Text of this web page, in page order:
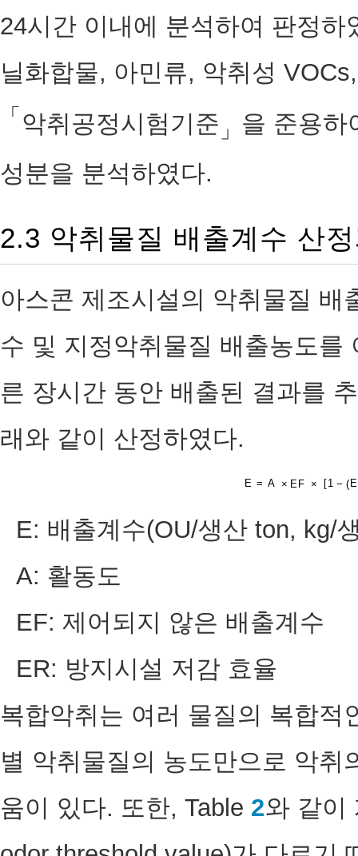
24시간 이내에 분석하여 판정
닐화합물, 아민류, 악취성
「 악취공정시험기준 」 을 준용하
성분을 분석하였다.
2.3 악취물질 배출계수 산
아스콘 제조시설의 악취물질
수 및 지정악취물질 배출농도
른 장시간 동안 배출된 결과를
래와 같이 산정하였다.
E = A × EF × [1 − (
E: 배출계수(OU/생산 ton, kg/
A: 활동도
EF: 제어되지 않은 배출계수
ER: 방지시설 저감 효율
복합악취는 여러 물질의 복합적
별 악취물질의 농도만으로 악
움이 있다. 또한, Table 2와 같이